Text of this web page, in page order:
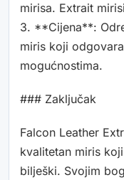
mirisa. Extrait
3. **Cijena**:
miris koji
mogućnostima.
### Zaključak
Falcon Leather
kvalitetan miris
bilješki. Svojim